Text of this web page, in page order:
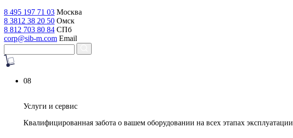
8 495 197 71 03 Москва
8 3812 38 20 50 Омск
8 812 703 80 84 СПб
corp@sib-m.com Email
08
Услуги и сервис
Квалифицированная забота о вашем оборудовании на всех этапах эксплуатации